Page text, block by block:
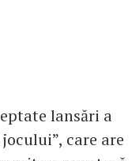
lansări a
care are